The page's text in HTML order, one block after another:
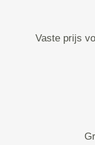
Vaste prijs